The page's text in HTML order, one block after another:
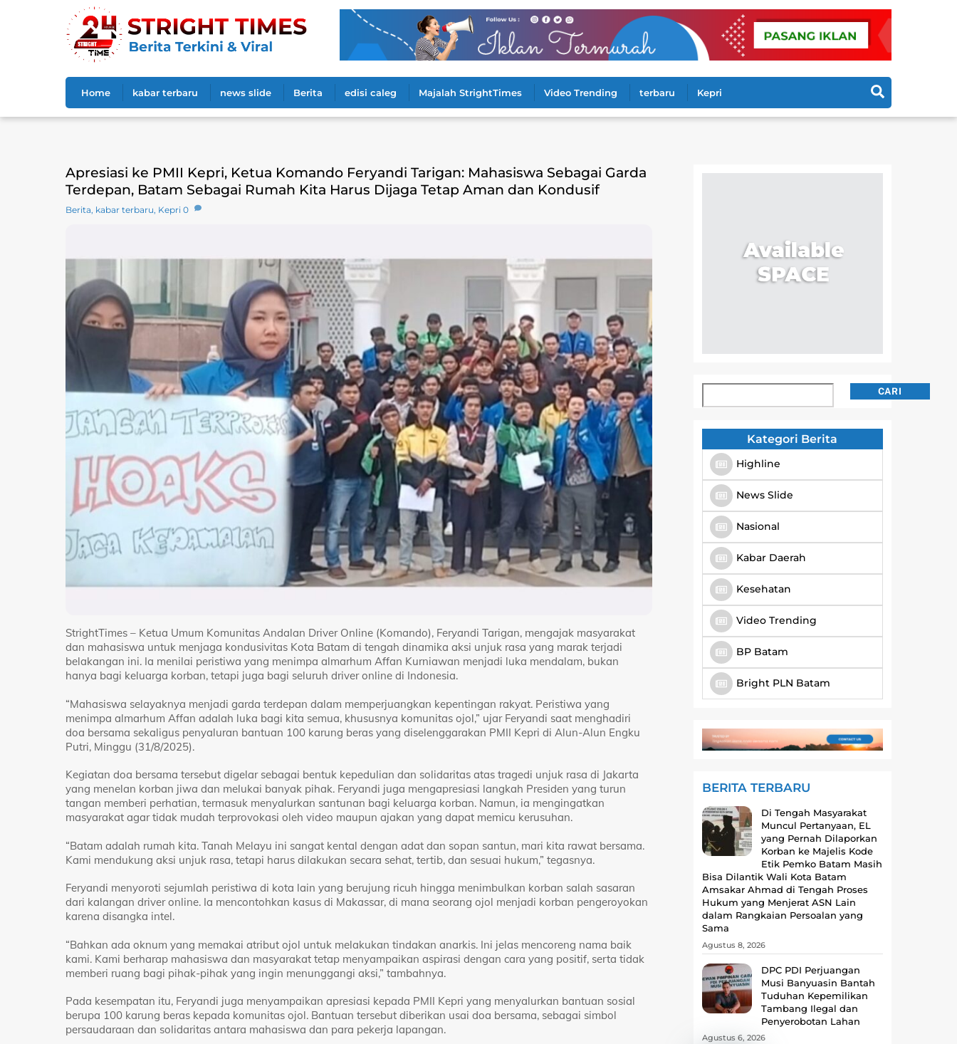
Home kabar terbaru news slide Berita edisi caleg Majalah StrightTimes Video Trending terbaru Kepri
Apresiasi ke PMII Kepri, Ketua Komando Feryandi Tarigan: Mahasiswa Sebagai Garda
Terdepan, Batam Sebagai Rumah Kita Harus Dijaga Tetap Aman dan Kondusif
Berita, kabar terbaru, Kepri 0
StrightTimes – Ketua Umum Komunitas Andalan Driver Online (Komando), Feryandi Tarigan, mengajak masyarakat
dan mahasiswa untuk menjaga kondusivitas Kota Batam di tengah dinamika aksi unjuk rasa yang marak terjadi
belakangan ini. Ia menilai peristiwa yang menimpa almarhum Affan Kurniawan menjadi luka mendalam, bukan
hanya bagi keluarga korban, tetapi juga bagi seluruh driver online di Indonesia.
“Mahasiswa selayaknya menjadi garda terdepan dalam memperjuangkan kepentingan rakyat. Peristiwa yang
menimpa almarhum Affan adalah luka bagi kita semua, khususnya komunitas ojol,” ujar Feryandi saat menghadiri
doa bersama sekaligus penyaluran bantuan 100 karung beras yang diselenggarakan PMII Kepri di Alun-Alun Engku
Putri, Minggu (31/8/2025).
Kegiatan doa bersama tersebut digelar sebagai bentuk kepedulian dan solidaritas atas tragedi unjuk rasa di Jakarta
yang menelan korban jiwa dan melukai banyak pihak. Feryandi juga mengapresiasi langkah Presiden yang turun
tangan memberi perhatian, termasuk menyalurkan santunan bagi keluarga korban. Namun, ia mengingatkan
masyarakat agar tidak mudah terprovokasi oleh video maupun ajakan yang dapat memicu kerusuhan.
“Batam adalah rumah kita. Tanah Melayu ini sangat kental dengan adat dan sopan santun, mari kita rawat bersama.
Kami mendukung aksi unjuk rasa, tetapi harus dilakukan secara sehat, tertib, dan sesuai hukum,” tegasnya.
Feryandi menyoroti sejumlah peristiwa di kota lain yang berujung ricuh hingga menimbulkan korban salah sasaran
dari kalangan driver online. Ia mencontohkan kasus di Makassar, di mana seorang ojol menjadi korban pengeroyokan
karena disangka intel.
“Bahkan ada oknum yang memakai atribut ojol untuk melakukan tindakan anarkis. Ini jelas mencoreng nama baik
kami. Kami berharap mahasiswa dan masyarakat tetap menyampaikan aspirasi dengan cara yang positif, serta tidak
memberi ruang bagi pihak-pihak yang ingin menunggangi aksi,” tambahnya.
Pada kesempatan itu, Feryandi juga menyampaikan apresiasi kepada PMII Kepri yang menyalurkan bantuan sosial
berupa 100 karung beras kepada komunitas ojol. Bantuan tersebut diberikan usai doa bersama, sebagai simbol
persaudaraan dan solidaritas antara mahasiswa dan para pekerja lapangan.
CARI
Kategori Berita
Highline
News Slide
Nasional
Kabar Daerah
Kesehatan
Video Trending
BP Batam
Bright PLN Batam
BERITA TERBARU
Di Tengah Masyarakat
Muncul Pertanyaan, EL
yang Pernah Dilaporkan
Korban ke Majelis Kode
Etik Pemko Batam Masih
Bisa Dilantik Wali Kota Batam
Amsakar Ahmad di Tengah Proses
Hukum yang Menjerat ASN Lain
dalam Rangkaian Persoalan yang
Sama
Agustus 8, 2026
DPC PDI Perjuangan
Musi Banyuasin Bantah
Tuduhan Kepemilikan
Tambang Ilegal dan
Penyerobotan Lahan
Agustus 6, 2026